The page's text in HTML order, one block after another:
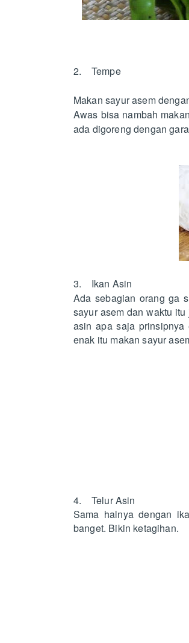
2. Tempe
Makan sayur asem
Awas bisa nambah
ada digoreng dengan
3. Ikan Asin
Ada sebagian orang ga
sayur asem dan waktu
asin apa saja prinsipnya
enak itu makan sayur
4. Telur Asin
Sama halnya dengan
banget. Bikin ketagihan.